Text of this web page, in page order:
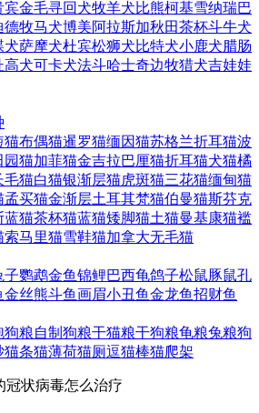
宾金毛寻回犬牧羊犬比熊柯基雪纳瑞巴
德牧马犬博美阿拉斯加秋田茶杯斗牛犬
犬萨摩犬杜宾松狮犬比特犬小鹿犬腊肠
高犬可卡犬法斗哈士奇边牧猎犬吉娃娃
猫布偶猫暹罗猫缅因猫苏格兰折耳猫波
园猫加菲猫金吉拉巴厘猫折耳猫犬猫橘
毛猫白猫银渐层猫虎斑猫三花猫缅甸猫
孟买猫金渐层土耳其梵猫伯曼猫斯芬克
蓝猫茶杯猫蓝猫矮脚猫土猫曼基康猫褴
索马里猫雪鞋猫加拿大无毛猫
子鹦鹉金鱼锦鲤巴西龟鸽子松鼠豚鼠孔
金丝熊斗鱼画眉小丑鱼金龙鱼招财鱼
狗粮自制狗粮干猫粮干狗粮龟粮兔粮狗
猫条猫薄荷猫厕逗猫棒猫爬架
冠状病毒怎么治疗